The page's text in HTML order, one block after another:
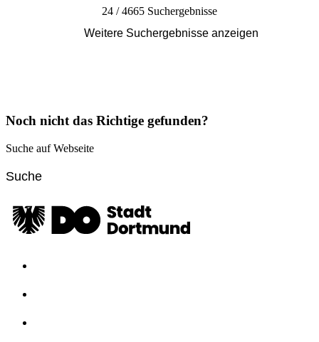
24 / 4665 Suchergebnisse
Weitere Suchergebnisse anzeigen
Noch nicht das Richtige gefunden?
Suche auf Webseite